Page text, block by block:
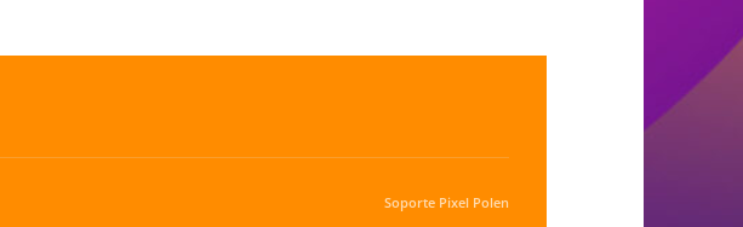
Soporte Pixel Polen